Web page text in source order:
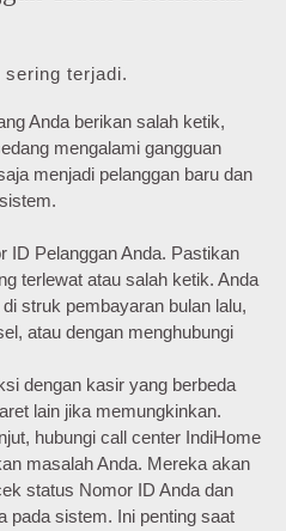
sering terjadi.
Anda berikan salah ketik,
mengalami gangguan
menjadi pelanggan baru dan
ID Pelanggan Anda. Pastikan
terlewat atau salah ketik. Anda
struk pembayaran bulan lalu,
atau dengan menghubungi
dengan kasir yang berbeda
lain jika memungkinkan.
hubungi call center IndiHome
masalah Anda. Mereka akan
status Nomor ID Anda dan
pada sistem. Ini penting saat